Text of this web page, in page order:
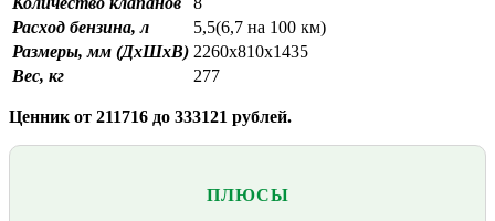
Расход бензина, л
5,5(6,7 на 100 км)
Размеры, мм (ДхШхВ) 2260х810х1435
Вес, кг
277
Ценник от 211716 до 333121 рублей.
ПЛЮСЫ